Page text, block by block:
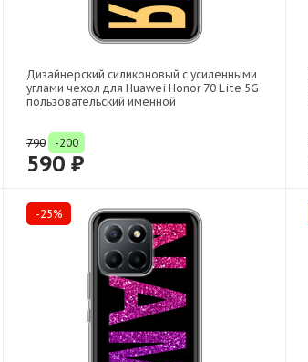
Дизайнерский силиконовый с усиленными
углами чехол для Huawei Honor 70 Lite 5G
пользовательский именной
790 -200
590 ₽
-25%